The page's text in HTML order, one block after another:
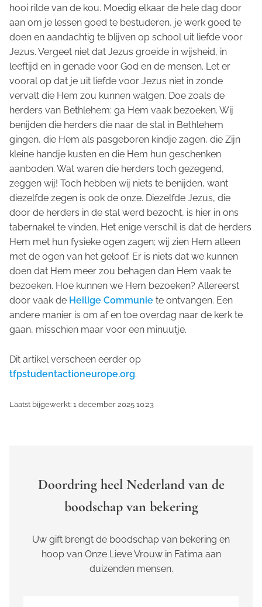
hooi rilde van de kou. Moedig elkaar de hele dag door
aan om je lessen goed te bestuderen, je werk goed te
doen en aandachtig te blijven op school uit liefde voor
Jezus. Vergeet niet dat Jezus groeide in wijsheid, in
leeftijd en in genade voor God en de mensen. Let er
vooral op dat je uit liefde voor Jezus niet in zonde
vervalt die Hem zou kunnen walgen. Doe zoals de
herders van Bethlehem: ga Hem vaak bezoeken. Wij
benijden die herders die naar de stal in Bethlehem
gingen, die Hem als pasgeboren kindje zagen, die Zijn
kleine handje kusten en die Hem hun geschenken
aanboden. Wat waren die herders toch gezegend,
zeggen wij! Toch hebben wij niets te benijden, want
diezelfde zegen is ook de onze. Diezelfde Jezus, die
door de herders in de stal werd bezocht, is hier in ons
tabernakel te vinden. Het enige verschil is dat de herders
Hem met hun fysieke ogen zagen; wij zien Hem alleen
met de ogen van het geloof. Er is niets dat we kunnen
doen dat Hem meer zou behagen dan Hem vaak te
bezoeken. Hoe kunnen we Hem bezoeken? Allereerst
door vaak de Heilige Communie te ontvangen. Een
andere manier is om af en toe overdag naar de kerk te
gaan, misschien maar voor een minuutje.
Dit artikel verscheen eerder op
tfpstudentactioneurope.org.
Laatst bijgewerkt: 1 december 2025 10:23
Doordring heel Nederland van de
boodschap van bekering
Uw gift brengt de boodschap van bekering en
hoop van Onze Lieve Vrouw in Fatima aan
duizenden mensen.